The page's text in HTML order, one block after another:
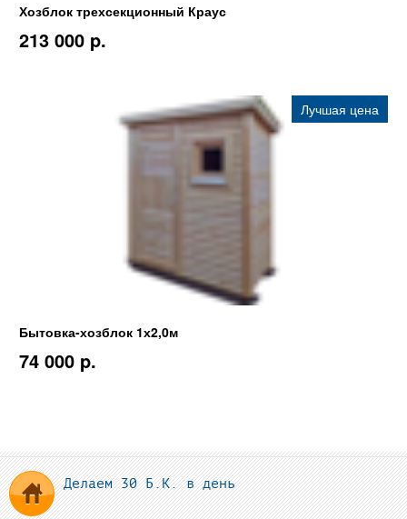
Хозблок трехсекционный Краус
213 000 p.
Лучшая цена
Бытовка-хозблок 1х2,0м
74 000 p.
Делаем 30 Б.К. в день